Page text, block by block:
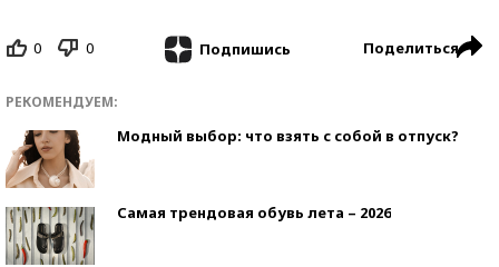
0 0 Подпишись Поделиться
РЕКОМЕНДУЕМ:
Модный выбор: что взять с собой в отпуск?
Самая трендовая обувь лета – 2026